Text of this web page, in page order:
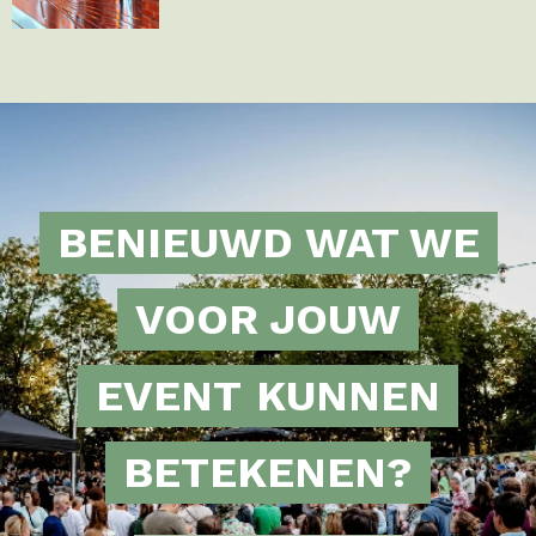
BENIEUWD WAT WE
VOOR JOUW
EVENT KUNNEN
BETEKENEN?